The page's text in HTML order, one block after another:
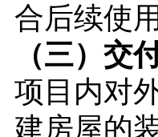
合后续使
（三） 交
项目内对
建房屋的